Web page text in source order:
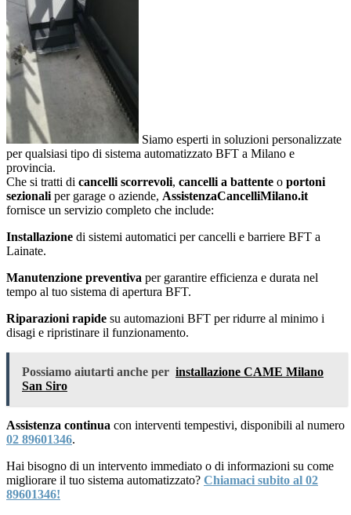
Siamo esperti in soluzioni personalizzate
per qualsiasi tipo di sistema automatizzato BFT a Milano e
provincia.
Che si tratti di cancelli scorrevoli, cancelli a battente o portoni
sezionali per garage o aziende, AssistenzaCancelliMilano.it
fornisce un servizio completo che include:
Installazione di sistemi automatici per cancelli e barriere BFT a
Lainate.
Manutenzione preventiva per garantire efficienza e durata nel
tempo al tuo sistema di apertura BFT.
Riparazioni rapide su automazioni BFT per ridurre al minimo i
disagi e ripristinare il funzionamento.
Possiamo aiutarti anche per installazione CAME Milano
San Siro
Assistenza continua con interventi tempestivi, disponibili al numero
02 89601346.
Hai bisogno di un intervento immediato o di informazioni su come
migliorare il tuo sistema automatizzato? Chiamaci subito al 02
89601346!